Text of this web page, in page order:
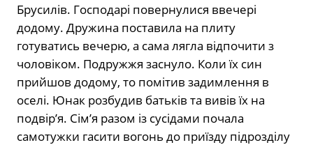
Брусилів. Господарі повернулися ввечері
додому. Дружина поставила на плиту
готуватись вечерю, а сама лягла відпочити з
чоловіком. Подружжя заснуло. Коли їх син
прийшов додому, то помітив задимлення в
оселі. Юнак розбудив батьків та вивів їх на
подвір’я. Сім’я разом із сусідами почала
самотужки гасити вогонь до приїзду підрозділу